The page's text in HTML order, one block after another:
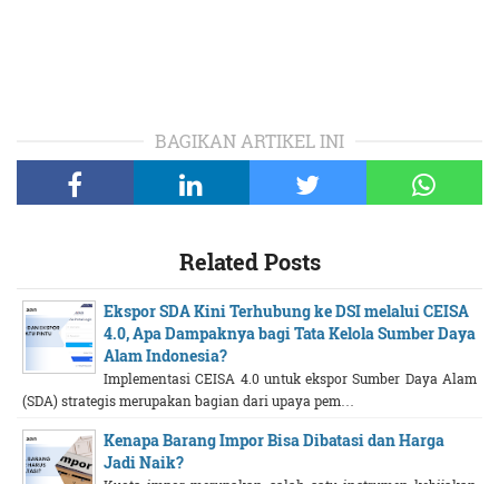
BAGIKAN ARTIKEL INI
Related Posts
Ekspor SDA Kini Terhubung ke DSI melalui CEISA
4.0, Apa Dampaknya bagi Tata Kelola Sumber Daya
Alam Indonesia?
Implementasi CEISA 4.0 untuk ekspor Sumber Daya Alam
(SDA) strategis merupakan bagian dari upaya pem…
Kenapa Barang Impor Bisa Dibatasi dan Harga
Jadi Naik?